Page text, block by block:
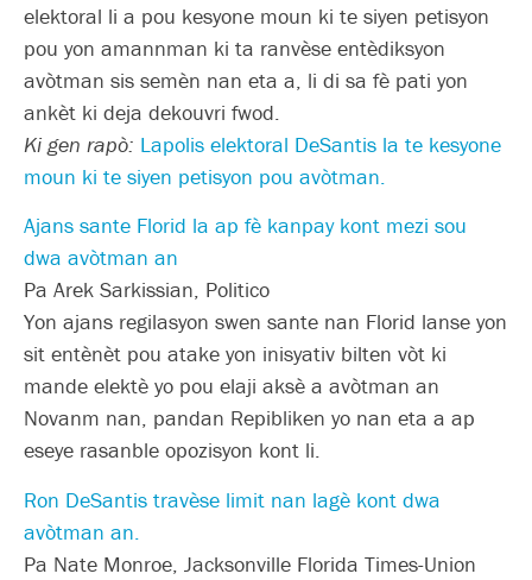
elektoral li a pou kesyone moun ki te siyen petisyon
pou yon amannman ki ta ranvèse entèdiksyon
avòtman sis semèn nan eta a, li di sa fè pati yon
ankèt ki deja dekouvri fwod.
Ki gen rapò: Lapolis elektoral DeSantis la te kesyone
moun ki te siyen petisyon pou avòtman.
Ajans sante Florid la ap fè kanpay kont mezi sou
dwa avòtman an
Pa Arek Sarkissian, Politico
Yon ajans regilasyon swen sante nan Florid lanse yon
sit entènèt pou atake yon inisyativ bilten vòt ki
mande elektè yo pou elaji aksè a avòtman an
Novanm nan, pandan Repibliken yo nan eta a ap
eseye rasanble opozisyon kont li.
Ron DeSantis travèse limit nan lagè kont dwa
avòtman an.
Pa Nate Monroe, Jacksonville Florida Times-Union